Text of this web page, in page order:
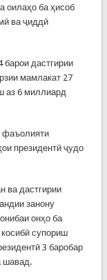
оилаҳо ба ҳисоб
ва ҷиддӣ
барои дастгирии
мамлакат 27
аз 6 миллиард
фаъолияти
президентӣ ҷудо
ва дастгирии
занону
онҳо ба
супориш
3 баробар
шавад.